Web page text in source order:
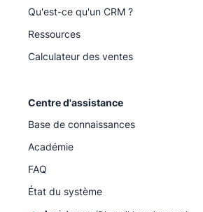
Qu'est-ce qu'un CRM ?
Ressources
Calculateur des ventes
Centre d'assistance
Base de connaissances
Académie
FAQ
État du système